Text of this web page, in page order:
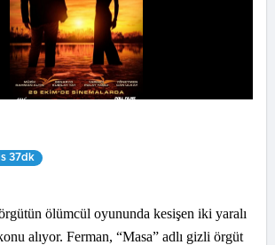
37dk
ölümcül oyununda kesişen iki yaralı
alıyor. Ferman, “Masa” adlı gizli örgüt